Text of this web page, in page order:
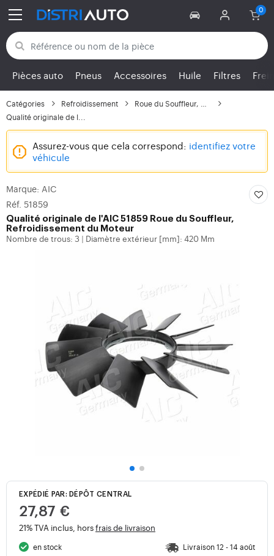
Retour aux catégories
Pièces auto Pneus Accessoires Huile Filtres
Catégories Refroidissement
Qualité originale de l...
Assurez-vous que cela correspond: identifiez votre
véhicule
Marque: AIC
Réf. 51859
Qualité originale de l'AIC 51859 Roue du Souffleur,
Refroidissement du Moteur
Nombre de trous: 3 Diamètre extérieur [mm]: 420 Mm
EXPÉDIÉ PAR: DÉPÔT CENTRAL
27,87 €
21% TVA inclus, horsfrais de livraison
en stock Livraison 12 - 14 août